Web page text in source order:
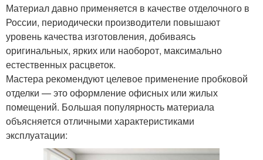
Материал давно применяется в качестве отделочного в
России, периодически производители повышают
уровень качества изготовления, добиваясь
оригинальных, ярких или наоборот, максимально
естественных расцветок.
Мастера рекомендуют целевое применение пробковой
отделки — это оформление офисных или жилых
помещений. Большая популярность материала
объясняется отличными характеристиками
эксплуатации: